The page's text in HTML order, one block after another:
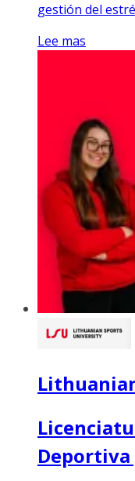
gestión del
Lee mas